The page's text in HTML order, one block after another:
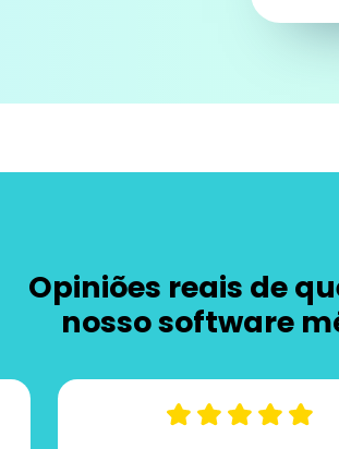
Opiniões reais de
nosso software